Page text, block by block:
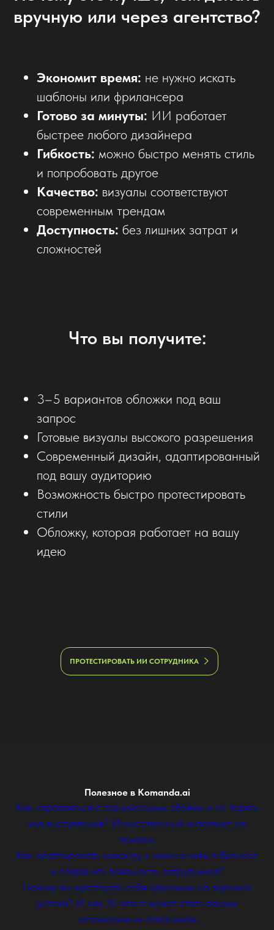
вручную или через агентство?
Экономит время: не нужно искать
шаблоны или фрилансера
Готово за минуты: ИИ работает
быстрее любого дизайнера
Гибкость: можно быстро менять стиль
и попробовать другое
Качество: визуалы соответствуют
современным трендам
Доступность: без лишних затрат и
сложностей
Что вы получите:
3–5 вариантов обложки под ваш
запрос
Готовые визуалы высокого разрешения
Современный дизайн, адаптированный
под вашу аудиторию
Возможность быстро протестировать
стили
Обложку, которая работает на вашу
идею
ПРОТЕСТИРОВАТЬ ИИ СОТРУДНИКА
Полезное в Komanda.ai
Как справляться с техническими сбоями и не терять
ход выступления? Искусственный интеллект на
помощь
Как адаптировать команду к изменениям в бизнесе
и сохранить лояльность сотрудников?
Почему вы чувствуете себя одиноким на вершине
успеха? И как AI-агент может стать вашим
незаменимым союзником